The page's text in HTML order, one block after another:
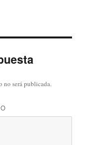
no será publicada.